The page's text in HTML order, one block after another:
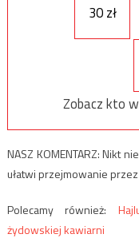
30 zł
Zobacz kto
NASZ KOMENTARZ: Nikt
ułatwi przejmowanie
Polecamy również:
żydowskiej kawiarni